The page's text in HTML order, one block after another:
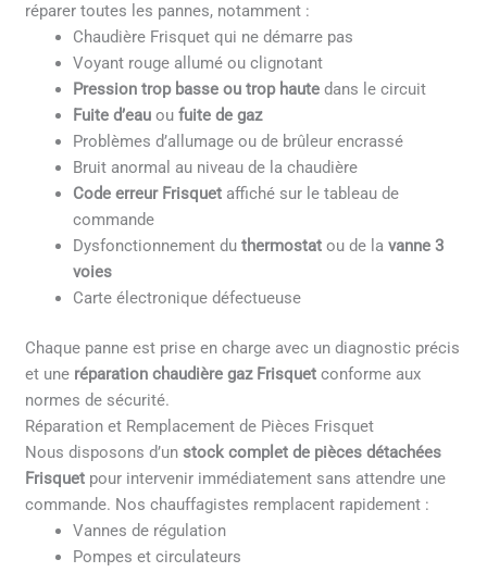
réparer toutes les pannes, notamment :
Chaudière Frisquet qui ne démarre pas
Voyant rouge allumé ou clignotant
Pression trop basse ou trop haute dans le circuit
Fuite d’eau oufuite de gaz
Problèmes d’allumage ou de brûleur encrassé
Bruit anormal au niveau de la chaudière
Code erreur Frisquet affiché sur le tableau de
commande
Dysfonctionnement duthermostat ou de lavanne 3
voies
Carte électronique défectueuse
Chaque panne est prise en charge avec un diagnostic précis
et une réparation chaudière gaz Frisquet conforme aux
normes de sécurité.
Réparation et Remplacement de Pièces Frisquet
Nous disposons d’unstock complet de pièces détachées
Frisquet pour intervenir immédiatement sans attendre une
commande. Nos chauffagistes remplacent rapidement :
Vannes de régulation
Pompes et circulateurs